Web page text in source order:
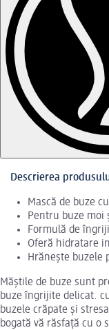
Descrierea
Mască de buze
Pentru buze moi
Formulă de
Oferă hidratare
Hrănește buzele
Măștile de buze sunt
buze îngrijite delicat.
buzele crăpate și
bogată vă răsfață cu o